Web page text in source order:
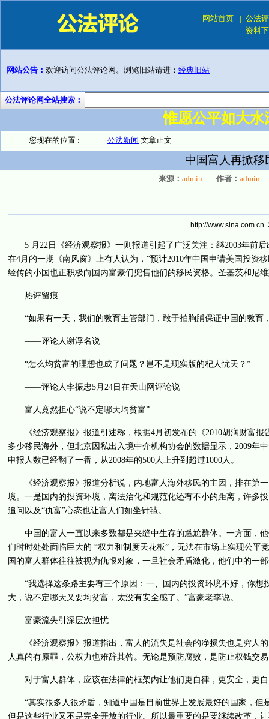
网站首页 | 公法
资料
网站公告： 欢迎访问公法评论网。浏览旧站请进： 经典旧站
公法评论网全站搜索：
惟愿公平如大
您现在的位置 : 公法新闻 文章正文
中国富人再掀移
来源： admin 作者： admin
http://www.sina.com.cn
5 月22日《经济观察报》一则报道引起了广泛关注：继2003年前后
在4月的一期《南风窗》上有人认为，“预计2010年中国申请美国投资
经传的小国也正积极向国内富豪们兜售他们的移民资格。圣基茨和尼
热评留痕
“如果有一天，我们的教育主管部门，敢于拍胸脯保证中国的教育
——评论人谢浮名说
“怎么均贫富的理想也成了问题？岂不是现实版的杞人忧天？”
——评论人李振忠5月24日在天山网评论说
富人竟然担心“说不定哪天均贫富”
《经济观察报》报道引述称，根据4月初发布的《2010胡润财富报
多少移民海外，但北京因私出入境中介机构协会的数据显示，2009年
申报人数已经翻了一番，从2008年的500人上升到超过1000人。
《经济观察报》报道分析说，内地富人海外移民的主因，排在第一
境。一是国内的投资环境，离法治化和规范化还有不小的距离，许多
追问以及“仇富”心态也让富人们如坐针毡。
中国的富人一直以来多数都是夹缝中生存的尴尬群体。一方面，他
们时时处处面临巨大的 “权力和制度天花板”，无法在市场上实现公平
国的富人群体往往被视为仇恨对象，一旦社会矛盾激化，他们中的一
“我选择这条路主要有三个原因：一、国内的投资环境不好，你想
大，说不定哪天又要均贫富，太没有安全感了。”富豪老李说。
富豪流失引深层次担忧
《经济观察报》报道指出，富人的流失是社会的净损失也是穷人的
人真的有原罪，公权力也难辞其咎。无论是预防腐败，是防止权钱交
对于富人群体，应该在法律的框架内让他们更自律，更安全，更
“其实很多人很矛盾，知道中国是目前世界上发展最好的国家，但
但是这些行业又不是完全开放的行业。所以最重要的是要继续改革，